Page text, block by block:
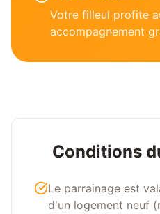
Votre filleul profite
accompagnement
Conditions
Le parrainage est
d'un logement neuf